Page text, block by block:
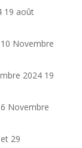
19 août
Novembre
2024 19
Novembre
29